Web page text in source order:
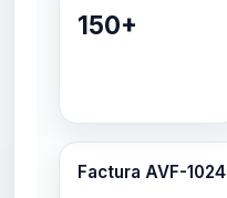
150+
Factura AVF-1024